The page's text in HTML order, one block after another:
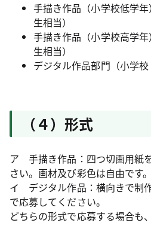
手描き作品（小学校低学
生相当）
手描き作品（小学校高学
生相当）
デジタル作品部門（小学校
（４）形式
ア 手描き作品：四つ切画用紙
さい。画材及び彩色は自由です。
イ デジタル作品：横向きで制
で応募してください。
どちらの形式で応募する場合も